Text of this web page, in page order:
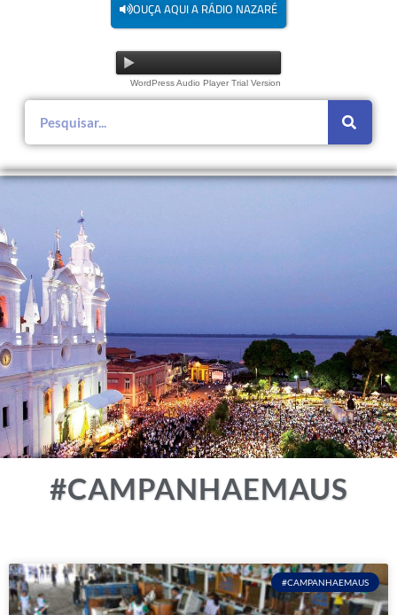
OUÇA AQUI A RÁDIO NAZARÉ
WordPress Audio Player Trial Version
#CAMPANHAEMAUS
#CAMPANHAEMAUS